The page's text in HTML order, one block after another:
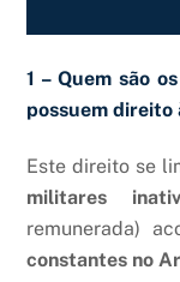
1 – Quem são
possuem direito
Este direito se
militares
remunerada)
constantes no